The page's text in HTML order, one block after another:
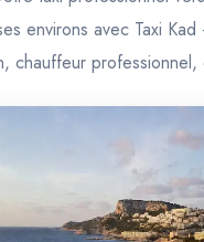
Distance
& évènements
nous
environs avec Taxi
chauffeur